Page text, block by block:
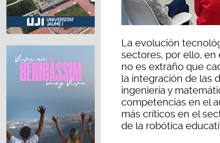
La evolución
sectores, por ello,
no es extraño que
la integración de las
ingeniería y
competencias en el
más críticos en el
de la robótica